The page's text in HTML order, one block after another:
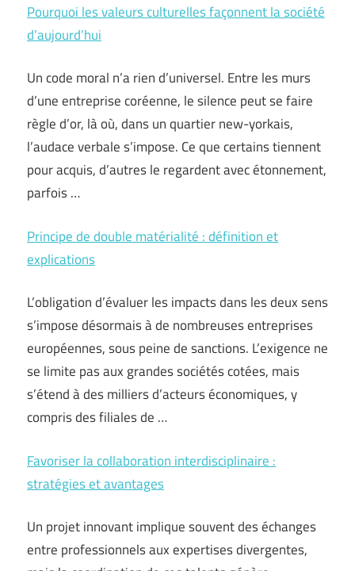
Pourquoi les valeurs culturelles façonnent la société
d’aujourd’hui
Un code moral n’a rien d’universel. Entre les murs
d’une entreprise coréenne, le silence peut se faire
règle d’or, là où, dans un quartier new-yorkais,
l’audace verbale s’impose. Ce que certains tiennent
pour acquis, d’autres le regardent avec étonnement,
parfois …
Principe de double matérialité : définition et
explications
L’obligation d’évaluer les impacts dans les deux sens
s’impose désormais à de nombreuses entreprises
européennes, sous peine de sanctions. L’exigence ne
se limite pas aux grandes sociétés cotées, mais
s’étend à des milliers d’acteurs économiques, y
compris des filiales de …
Favoriser la collaboration interdisciplinaire :
stratégies et avantages
Un projet innovant implique souvent des échanges
entre professionnels aux expertises divergentes,